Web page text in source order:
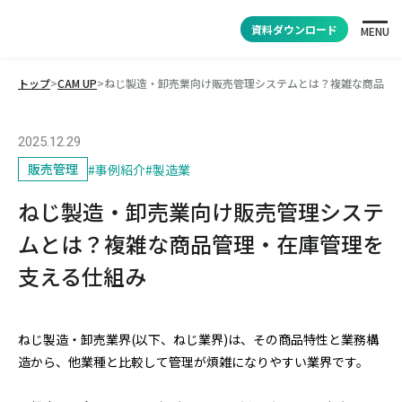
資料ダウンロード MENU
トップ>CAM UP>ねじ製造・卸売業向け販売管理システムとは？複雑な商品管
2025.12.29
販売管理 #事例紹介#製造業
ねじ製造・卸売業向け販売管理システ
ムとは？複雑な商品管理・在庫管理を
支える仕組み
ねじ製造・卸売業界(以下、ねじ業界)は、その商品特性と業務構
造から、他業種と比較して管理が煩雑になりやすい業界です。